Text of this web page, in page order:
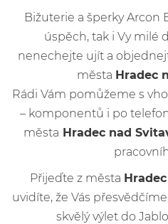
Bižuterie a šperky Arcon
úspěch, tak i Vy milé
nenechejte ujít a
města Hradec
Rádi Vám pomůžeme s
– komponentů i po
města Hradec nad
Přijeďte z města
uvidíte, že Vás
skvělý výlet do